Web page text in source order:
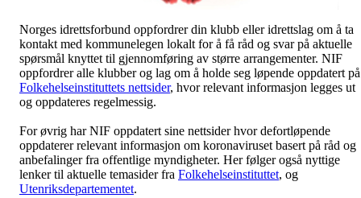
Norges idrettsforbund oppfordrer din klubb eller idrettslag om å ta
kontakt med kommunelegen lokalt for å få råd og svar på aktuelle
spørsmål knyttet til gjennomføring av større arrangementer. NIF
oppfordrer alle klubber og lag om å holde seg løpende oppdatert på
Folkehelseinstituttets nettsider, hvor relevant informasjon legges ut
og oppdateres regelmessig.
For øvrig har NIF oppdatert sine nettsider hvor defortløpende
oppdaterer relevant informasjon om koronaviruset basert på råd og
anbefalinger fra offentlige myndigheter. Her følger også nyttige
lenker til aktuelle temasider fra Folkehelseinstituttet, og
Utenriksdepartementet.